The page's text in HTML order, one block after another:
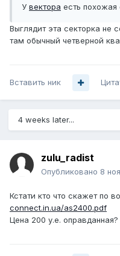
У вектора есть похожая
Выглядит эта секторка не
там обычный четверной
Вставить ник
4 weeks later...
zulu_radist
Опубликовано 8
Кстати кто что скажет по
connect.in.ua/as2400.pdf
Цена 200 у.е. оправданная?